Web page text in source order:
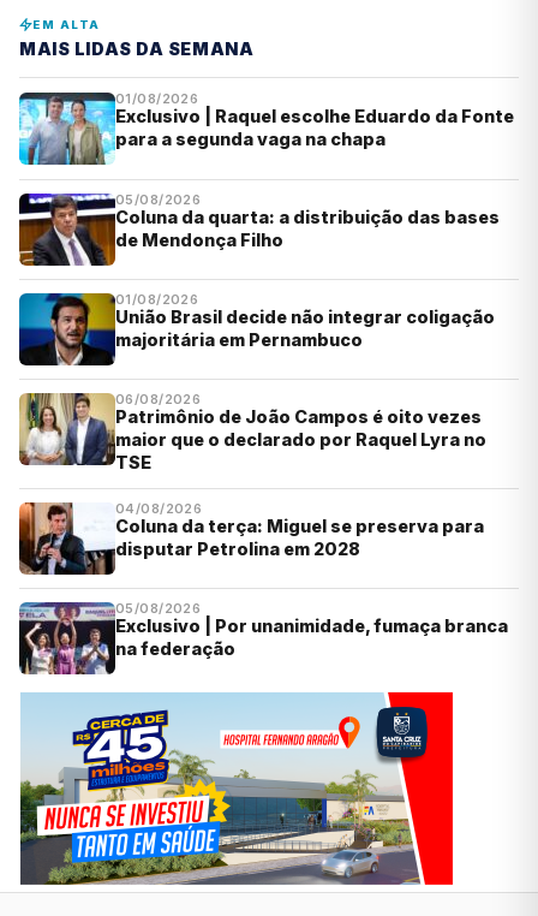
EM ALTA
MAIS LIDAS DA SEMANA
01/08/2026
Exclusivo | Raquel escolhe Eduardo da Fonte
para a segunda vaga na chapa
05/08/2026
Coluna da quarta: a distribuição das bases
de Mendonça Filho
01/08/2026
União Brasil decide não integrar coligação
majoritária em Pernambuco
06/08/2026
Patrimônio de João Campos é oito vezes
maior que o declarado por Raquel Lyra no
TSE
04/08/2026
Coluna da terça: Miguel se preserva para
disputar Petrolina em 2028
05/08/2026
Exclusivo | Por unanimidade, fumaça branca
na federação